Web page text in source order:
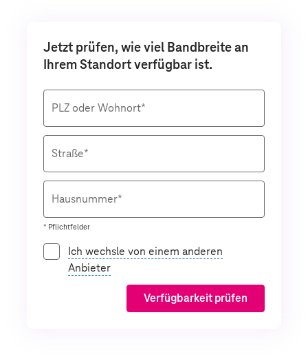
Jetzt prüfen, wie viel Bandbreite an
Ihrem Standort verfügbar ist.
PLZ oder Wohnort*
Straße*
Hausnummer*
* Pflichtfelder
Ich wechsle von einem anderen
Anbieter
Verfügbarkeit prüfen